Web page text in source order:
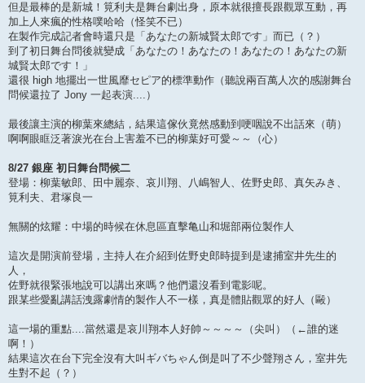
但是最棒的是新城！筧利夫是舞台劇出身，原本就很擅長跟觀眾互動，再
加上人來瘋的性格噗哈哈（怪笑不已）
在製作完成記者會時還只是「あなたの新城賢太郎です」而已（？）
到了初日舞台問後就變成「あなたの！あなたの！あなたの！あなたの新
城賢太郎です！」
還很 high 地擺出一世風靡セピア的標準動作（聽說兩百萬人次的感謝舞台
問候還拉了 Jony 一起表演....）
最後讓主演的柳葉來總結，結果這傢伙竟然感動到哽咽說不出話來（萌）
啊啊眼眶泛著淚光在台上害羞不已的柳葉好可愛～～（心）
8/27 銀座 初日舞台問候二
登場：柳葉敏郎、田中麗奈、哀川翔、八嶋智人、佐野史郎、真矢みき、
筧利夫、君塚良一
無關的炫耀：中場的時候在休息區直擊亀山和堀部兩位製作人
這次是開演前登場，主持人在介紹到佐野史郎時提到是逮捕室井先生的
人，
佐野就很緊張地說可以講出來嗎？他們還沒看到電影呢。
跟某些愛亂講話洩露劇情的製作人不一樣，真是體貼觀眾的好人（毆）
這一場的重點....當然還是哀川翔本人好帥～～～～（尖叫）（←誰的迷
啊！）
結果這次在台下完全沒有大叫ギバちゃん倒是叫了不少聲翔さん，室井先
生對不起（？）